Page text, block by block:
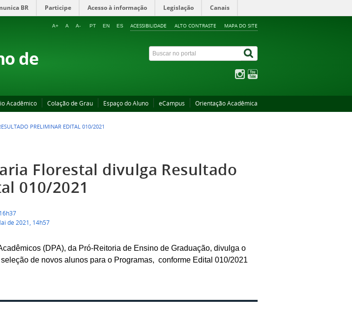
BR Participe Acesso à informação Legislação Canais
ACESSIBILIDADE ALTO CONTRASTE MAPA DO SITE
A+ A A- PT EN ES
de
Acadêmico Colação de Grau Espaço do Aluno eCampus Orientação Acadêmica
PRELIMINAR EDITAL 010/2021
Florestal divulga Resultado
010/2021
de 2021, 14h57
(DPA), da Pró-Reitoria de Ensino de Graduação, divulga o
de novos alunos para o Programas, conforme Edital 010/2021